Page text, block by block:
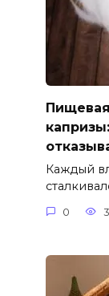
Каждый
0